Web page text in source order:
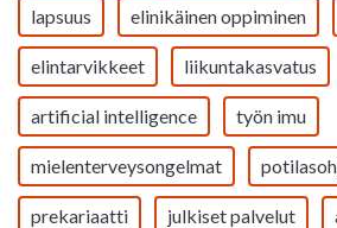
lapsuus elinikäinen oppiminen
elintarvikkeet liikuntakasvatus
artificial intelligence työn imu
mielenterveysongelmat
prekariaatti julkiset palvelut